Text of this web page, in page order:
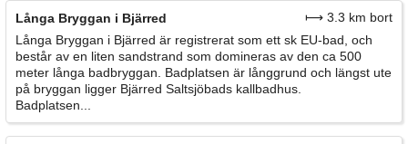
Långa Bryggan i Bjärred
⟼ 3.3 km bort
Långa Bryggan i Bjärred är registrerat som ett sk EU-bad, och
består av en liten sandstrand som domineras av den ca 500
meter långa badbryggan. Badplatsen är långgrund och längst ute
på bryggan ligger Bjärred Saltsjöbads kallbadhus.
Badplatsen...